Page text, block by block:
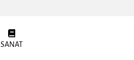
SANAT